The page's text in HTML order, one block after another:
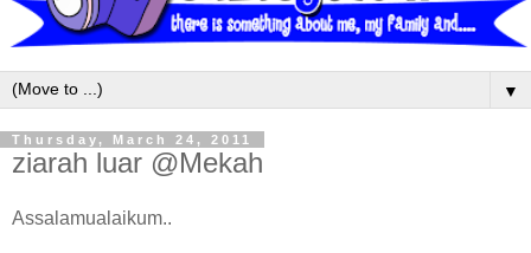
▼
Thursday, March 24, 2011
ziarah luar @Mekah
Assalamualaikum..